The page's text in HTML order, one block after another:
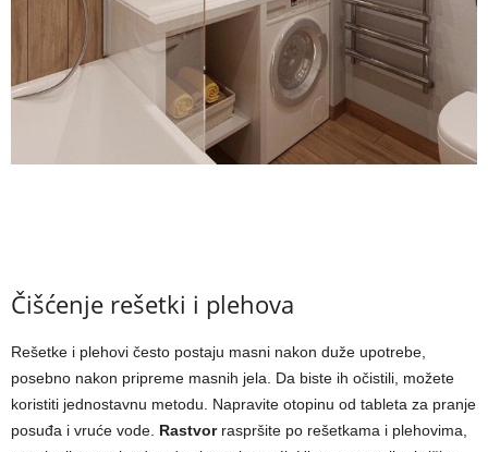
Čišćenje rešetki i plehova
Rešetke i plehovi često postaju masni nakon duže upotrebe,
posebno nakon pripreme masnih jela. Da biste ih očistili, možete
koristiti jednostavnu metodu. Napravite otopinu od tableta za pranje
posuđa i vruće vode. Rastvorraspršite po rešetkama i plehovima,